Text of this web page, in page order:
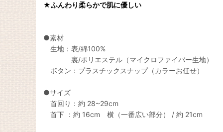
★ふんわり柔らかで肌に優しい
●素材
生地：表/綿100%
裏/ポリエステル（マイクロファイバー生地）
ボタン：プラスチックスナップ（カラーお任せ）
●サイズ
首回り：約 28~29cm
首下 ：約 16cm 横（一番広い部分） / 約 21cm